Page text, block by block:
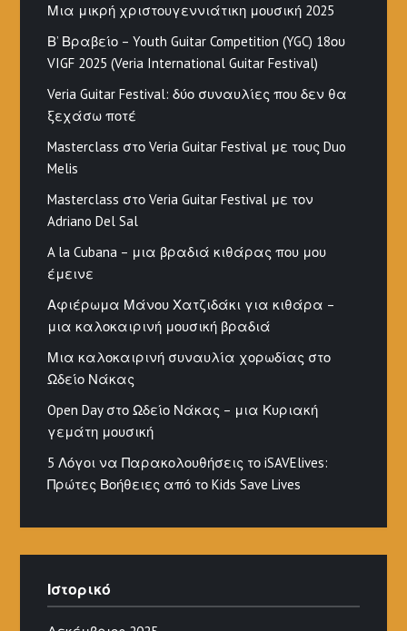
Μια μικρή χριστουγεννιάτικη μουσική 2025
Β’ Βραβείο – Youth Guitar Competition (YGC) 18ου
VIGF 2025 (Veria International Guitar Festival)
Veria Guitar Festival: δύο συναυλίες που δεν θα
ξεχάσω ποτέ
Masterclass στο Veria Guitar Festival με τους Duo
Melis
Masterclass στο Veria Guitar Festival με τον
Adriano Del Sal
A la Cubana – μια βραδιά κιθάρας που μου
έμεινε
Αφιέρωμα Μάνου Χατζιδάκι για κιθάρα –
μια καλοκαιρινή μουσική βραδιά
Μια καλοκαιρινή συναυλία χορωδίας στο
Ωδείο Νάκας
Open Day στο Ωδείο Νάκας – μια Κυριακή
γεμάτη μουσική
5 Λόγοι να Παρακολουθήσεις το iSAVElives:
Πρώτες Βοήθειες από το Kids Save Lives
Ιστορικό